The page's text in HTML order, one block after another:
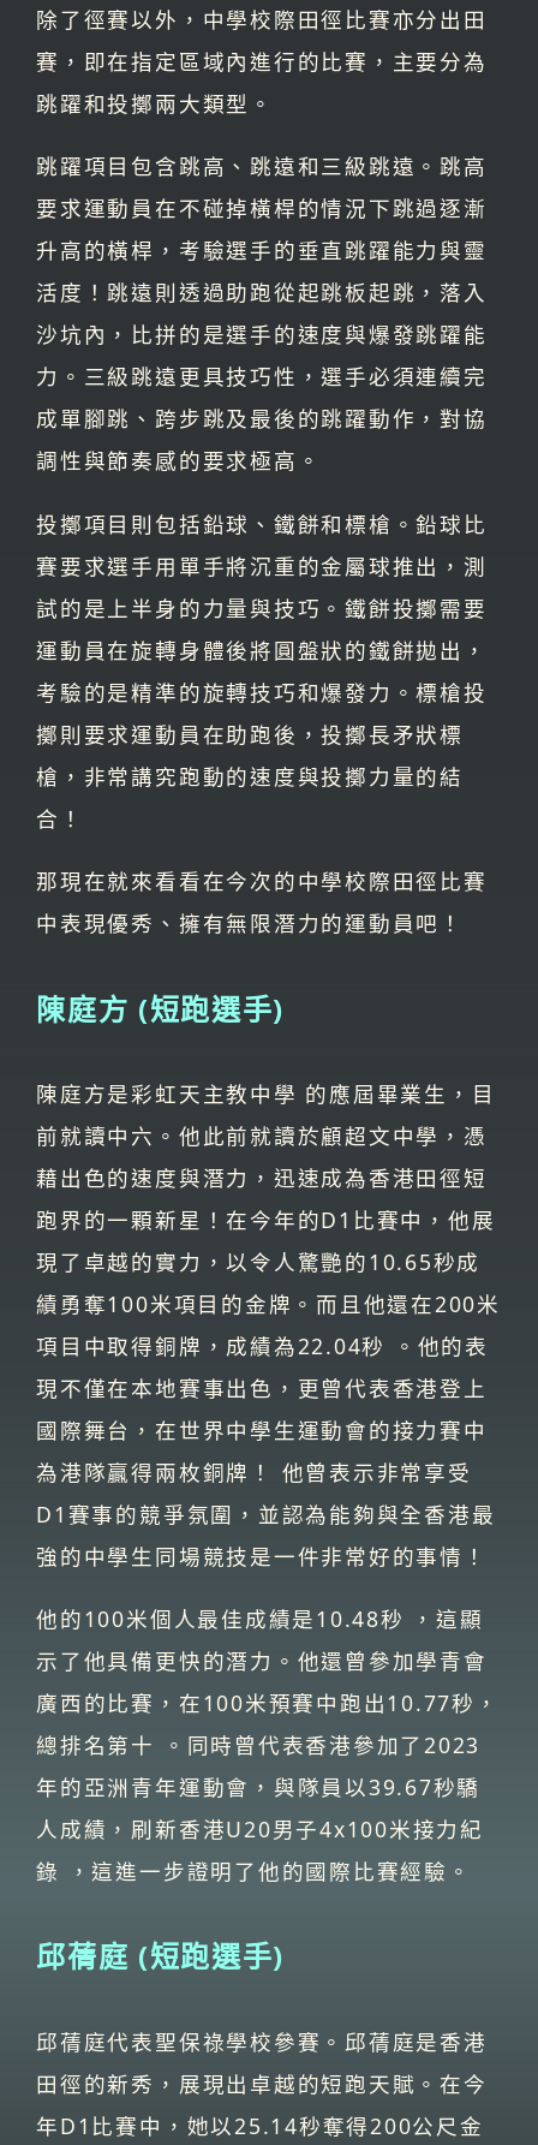
除了徑賽以外，中學校際田徑比賽亦分出田
賽，即在指定區域內進行的比賽，主要分為
跳躍和投擲兩大類型。
跳躍項目包含跳高、跳遠和三級跳遠。跳高
要求運動員在不碰掉橫桿的情況下跳過逐漸
升高的橫桿，考驗選手的垂直跳躍能力與靈
活度！跳遠則透過助跑從起跳板起跳，落入
沙坑內，比拼的是選手的速度與爆發跳躍能
力。三級跳遠更具技巧性，選手必須連續完
成單腳跳、跨步跳及最後的跳躍動作，對協
調性與節奏感的要求極高。
投擲項目則包括鉛球、鐵餅和標槍。鉛球比
賽要求選手用單手將沉重的金屬球推出，測
試的是上半身的力量與技巧。鐵餅投擲需要
運動員在旋轉身體後將圓盤狀的鐵餅拋出，
考驗的是精準的旋轉技巧和爆發力。標槍投
擲則要求運動員在助跑後，投擲長矛狀標
槍，非常講究跑動的速度與投擲力量的結
合！
那現在就來看看在今次的中學校際田徑比賽
中表現優秀、擁有無限潛力的運動員吧！
陳庭方 (短跑選手)
陳庭方是彩虹天主教中學 的應屆畢業生，目
前就讀中六。他此前就讀於顧超文中學，憑
藉出色的速度與潛力，迅速成為香港田徑短
跑界的一顆新星！在今年的D1比賽中，他展
現了卓越的實力，以令人驚艷的10.65秒成
績勇奪100米項目的金牌。而且他還在200米
項目中取得銅牌，成績為22.04秒 。他的表
現不僅在本地賽事出色，更曾代表香港登上
國際舞台，在世界中學生運動會的接力賽中
為港隊贏得兩枚銅牌！ 他曾表示非常享受
D1賽事的競爭氛圍，並認為能夠與全香港最
強的中學生同場競技是一件非常好的事情！
他的100米個人最佳成績是10.48秒 ，這顯
示了他具備更快的潛力。他還曾參加學青會
廣西的比賽，在100米預賽中跑出10.77秒，
總排名第十 。同時曾代表香港參加了2023
年的亞洲青年運動會，與隊員以39.67秒驕
人成績，刷新香港U20男子4x100米接力紀
錄 ，這進一步證明了他的國際比賽經驗。
邱蒨庭 (短跑選手)
邱蒨庭代表聖保祿學校參賽。邱蒨庭是香港
田徑的新秀，展現出卓越的短跑天賦。在今
年D1比賽中，她以25.14秒奪得200公尺金